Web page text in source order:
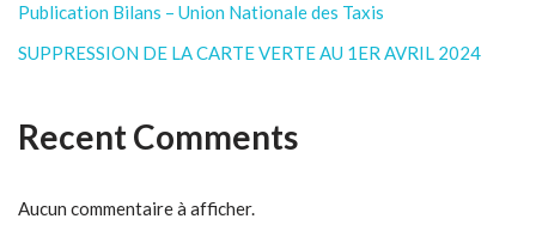
Publication Bilans – Union Nationale des Taxis
SUPPRESSION DE LA CARTE VERTE AU 1ER AVRIL 2024
Recent Comments
Aucun commentaire à afficher.